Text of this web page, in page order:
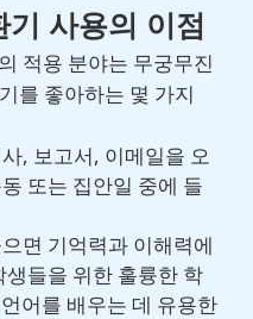
사용의 이점
적용 분야는 무궁무진
를 좋아하는 몇 가지
, 보고서, 이메일을 오
또는 집안일 중에 들
면 기억력과 이해력에
들을 위한 훌륭한 학
어를 배우는 데 유용한